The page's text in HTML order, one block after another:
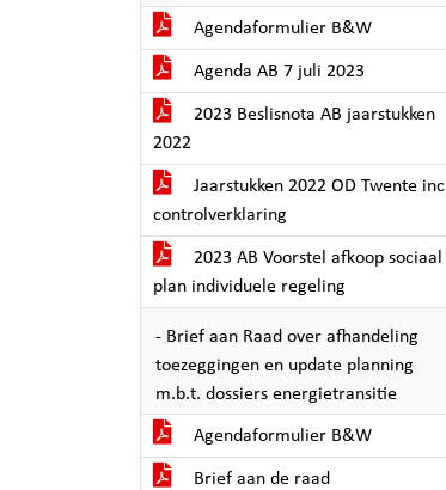
Agendaformulier B&W
Agenda AB 7 juli 2023
2023 Beslisnota AB jaarstukken
2022
Jaarstukken 2022 OD Twente incl
controlverklaring
2023 AB Voorstel afkoop sociaal
plan individuele regeling
- Brief aan Raad over afhandeling
toezeggingen en update planning
m.b.t. dossiers energietransitie
Agendaformulier B&W
Brief aan de raad